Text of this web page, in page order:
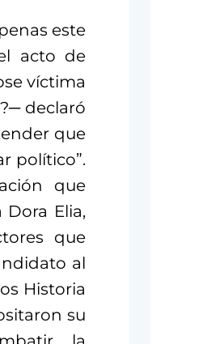
este
acto de
víctima
declaró
que
político”.
que
Elia,
que
al
Historia
su